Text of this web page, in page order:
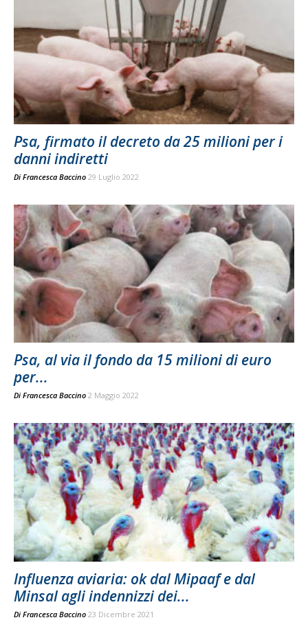
Psa, firmato il decreto da 25 milioni per i
danni indiretti
Di Francesca Baccino 29 Luglio 2022
Psa, al via il fondo da 15 milioni di euro
per...
Di Francesca Baccino 2 Maggio 2022
Influenza aviaria: ok dal Mipaaf e dal
Minsal agli indennizzi dei...
Di Francesca Baccino 23 Dicembre 2021